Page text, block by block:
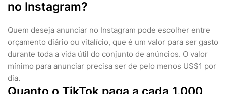
no Instagram?
Quem deseja anunciar no Instagram pode escolher entre
orçamento diário ou vitalício, que é um valor para ser gasto
durante toda a vida útil do conjunto de anúncios. O valor
mínimo para anunciar precisa ser de pelo menos US$1 por
dia.